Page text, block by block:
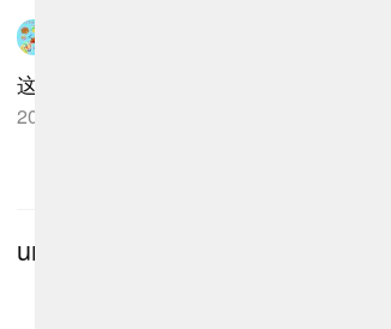
这年头还能看到经典重映，还挺让人惊
2026-06-13
undefined